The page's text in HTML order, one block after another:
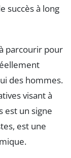
succès à long
parcourir pour
des hommes.
visant à
est un signe
est une